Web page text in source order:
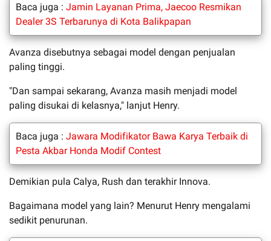
Baca juga : Jamin Layanan Prima, Jaecoo Resmikan
Dealer 3S Terbarunya di Kota Balikpapan
Avanza disebutnya sebagai model dengan penjualan
paling tinggi.
"Dan sampai sekarang, Avanza masih menjadi model
paling disukai di kelasnya," lanjut Henry.
Baca juga : Jawara Modifikator Bawa Karya Terbaik di
Pesta Akbar Honda Modif Contest
Demikian pula Calya, Rush dan terakhir Innova.
Bagaimana model yang lain? Menurut Henry mengalami
sedikit penurunan.